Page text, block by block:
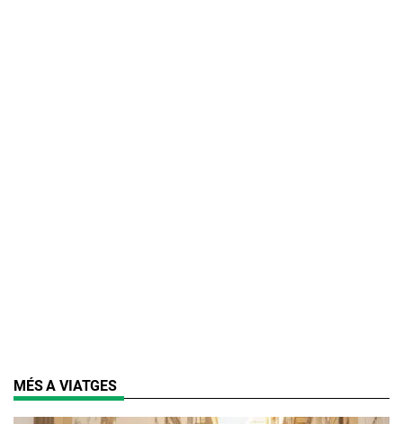
MÉS A VIATGES